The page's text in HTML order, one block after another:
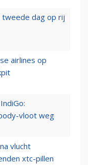
dag op rij
airlines op
vloot weg
vlucht
xtc-pillen